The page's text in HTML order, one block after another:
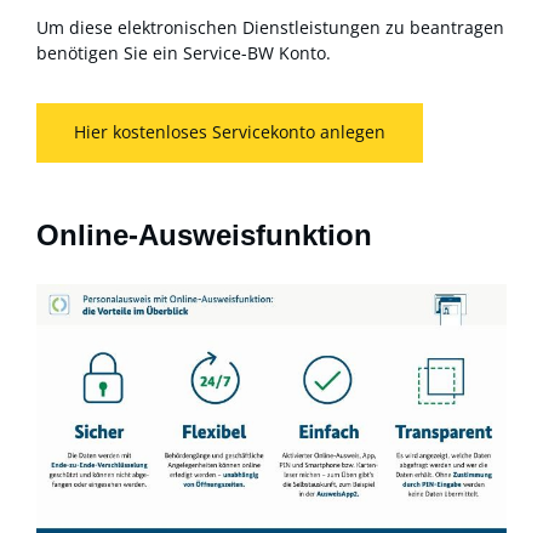
Um diese elektronischen Dienstleistungen zu beantragen
benötigen Sie ein Service-BW Konto.
Hier kostenloses Servicekonto anlegen
Online-Ausweisfunktion